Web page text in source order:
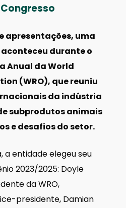
apresentações, uma
durante o
Anual da World
(WRO), que reuniu
da indústria
subprodutos animais
e desafios do setor.
a entidade elegeu seu
2023/2025: Doyle
da WRO,
presidente, Damian